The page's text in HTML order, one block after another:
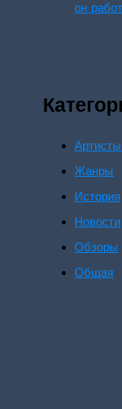
он
Жанры
История
Новости
Обзоры
Общая